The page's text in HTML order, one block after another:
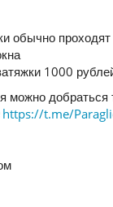
обычно
1000
можно добраться
https://t.me/